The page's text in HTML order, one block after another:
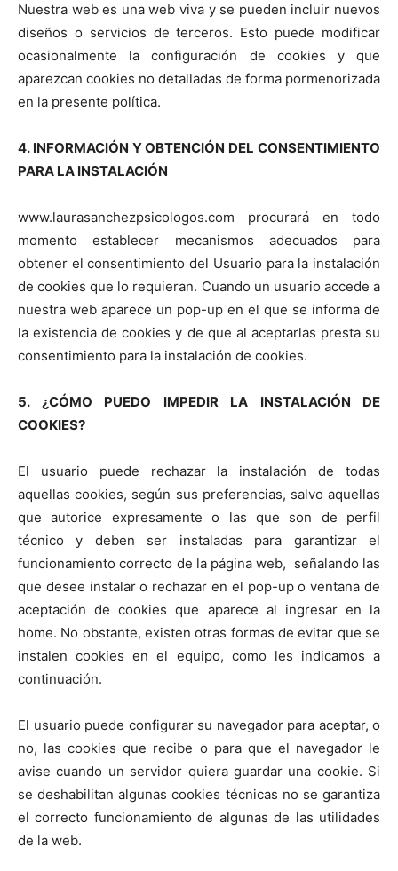
Nuestra web es una web viva y se pueden incluir nuevos
diseños o servicios de terceros. Esto puede modificar
ocasionalmente la configuración de cookies y que
aparezcan cookies no detalladas de forma pormenorizada
en la presente política.
4. INFORMACIÓN Y OBTENCIÓN DEL CONSENTIMIENTO
PARA LA INSTALACIÓN
www.laurasanchezpsicologos.com procurará en todo
momento establecer mecanismos adecuados para
obtener el consentimiento del Usuario para la instalación
de cookies que lo requieran. Cuando un usuario accede a
nuestra web aparece un pop-up en el que se informa de
la existencia de cookies y de que al aceptarlas presta su
consentimiento para la instalación de cookies.
5. ¿CÓMO PUEDO IMPEDIR LA INSTALACIÓN DE
COOKIES?
El usuario puede rechazar la instalación de todas
aquellas cookies, según sus preferencias, salvo aquellas
que autorice expresamente o las que son de perfil
técnico y deben ser instaladas para garantizar el
funcionamiento correcto de la página web, señalando las
que desee instalar o rechazar en el pop-up o ventana de
aceptación de cookies que aparece al ingresar en la
home. No obstante, existen otras formas de evitar que se
instalen cookies en el equipo, como les indicamos a
continuación.
El usuario puede configurar su navegador para aceptar, o
no, las cookies que recibe o para que el navegador le
avise cuando un servidor quiera guardar una cookie. Si
se deshabilitan algunas cookies técnicas no se garantiza
el correcto funcionamiento de algunas de las utilidades
de la web.